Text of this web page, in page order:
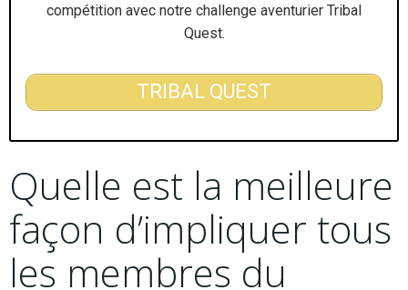
compétition avec notre challenge aventurier Tribal
Quest.
TRIBAL QUEST
Quelle est la meilleure
façon d’impliquer tous
les membres du